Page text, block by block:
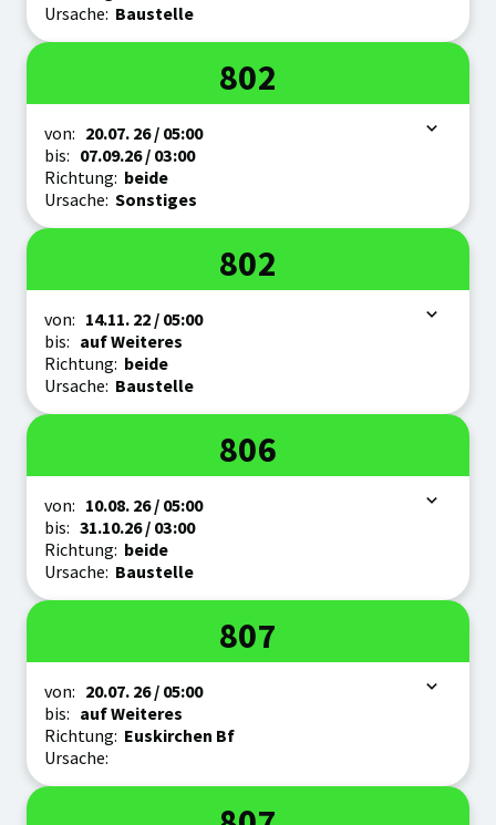
Ursache: Baustelle
Linie
802
Zeitraum
von: 20.07. 26/ 05:00
bis: 07.09.26/ 03:00
Richtung: beide
Ursache: Sonstiges
Linie
802
Zeitraum
von: 14.11. 22/ 05:00
bis: auf Weiteres
Richtung: beide
Ursache: Baustelle
Linie
806
Zeitraum
von: 10.08. 26/ 05:00
bis: 31.10.26/ 03:00
Richtung: beide
Ursache: Baustelle
Linie
807
Zeitraum
von: 20.07. 26/ 05:00
bis: auf Weiteres
Richtung: Euskirchen Bf
Ursache: